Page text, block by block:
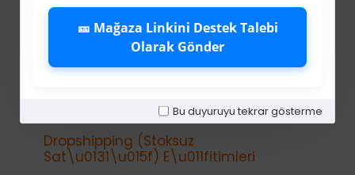
🎫 Mağaza Linkini Destek Talebi
Olarak Gönder
Bu duyuruyu tekrar gösterme
Kariyer
Bayi İade Sistemi
Bayi Bakiye Yükleme
Dropshipping (Stoksuz
Sat\u0131\u015f) E\u011fitimleri